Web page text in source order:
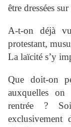
être dressées
A-t-on déjà
protestant,
La laïcité s’y
Que doit-on
auxquelles on
rentrée ?
exclusivement